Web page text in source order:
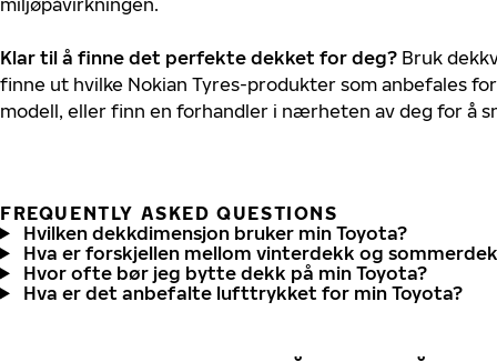
Klar til å finne det perfekte dekket for deg? Bruk
finne ut hvilke Nokian Tyres-produkter som anbefales
modell, eller finn en forhandler i nærheten av deg for å
FREQUENTLY ASKED QUESTIONS
Hvilken dekkdimensjon bruker min Toyota?
Hva er forskjellen mellom vinterdekk og
Hvor ofte bør jeg bytte dekk på min Toyota?
Hva er det anbefalte lufttrykket for min Toyota?